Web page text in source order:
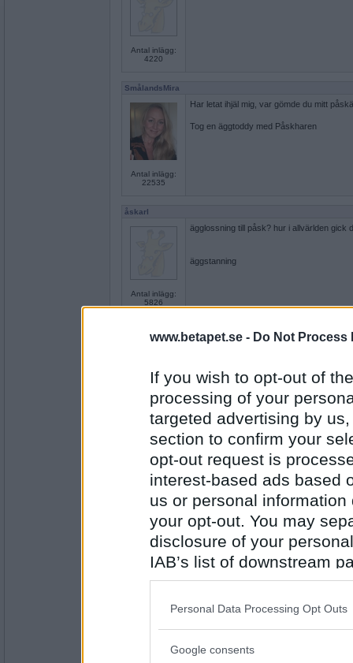
www.betapet.se - Do Not Process
If you wish to opt-out of
processing of your
targeted advertising by
section to confirm your
opt-out request is
interest-based ads based
us or personal
your opt-out. You may
disclosure of your
IAB’s list of downstream
also be disclosed by us
Downstream Participants
Please note that this
Personal Data Processing Opt Outs
Google consents
Antal inlägg:
4220
SmålandsMira
Antal inlägg:
22535
Har letat ihjäl mig, var gömde du mitt
Tog en äggtoddy med Påskharen
åskarl
Antal inlägg:
5826
ägglossning till påsk? hur i allvärlden gick
äggstanning
Antal inlägg:
22535
En trevlig Påsktradition
Antal inlägg:
2266
Något du drömmer om ?
En glad överraskning
SmålandsMira
är släkt?
Jag har fastnat på Blåkulla